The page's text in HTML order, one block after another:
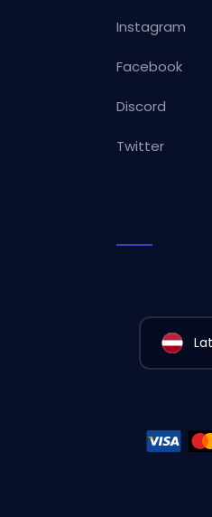
Instagram
Facebook
Discord
Twitter